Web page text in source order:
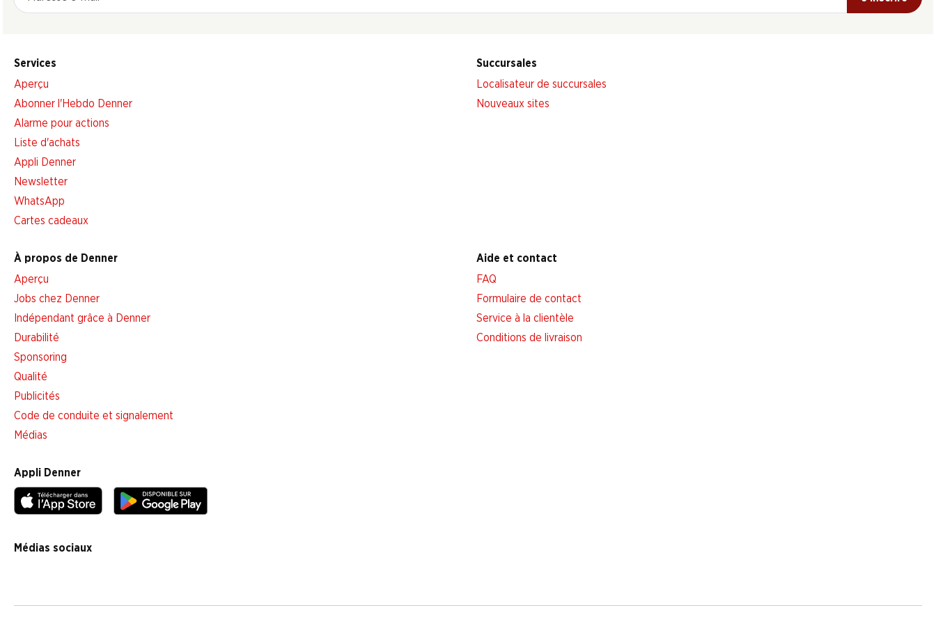
Services
Aperçu
Abonner l'Hebdo Denner
Alarme pour actions
Liste d'achats
Appli Denner
Newsletter
WhatsApp
Cartes cadeaux
Succursales
Localisateur de succursales
Nouveaux sites
À propos de Denner
Aperçu
Jobs chez Denner
Indépendant grâce à Denner
Durabilité
Sponsoring
Qualité
Publicités
Code de conduite et signalement
Médias
Aide et contact
FAQ
Formulaire de contact
Service à la clientèle
Conditions de livraison
Appli Denner
Médias sociaux